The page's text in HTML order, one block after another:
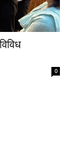
0